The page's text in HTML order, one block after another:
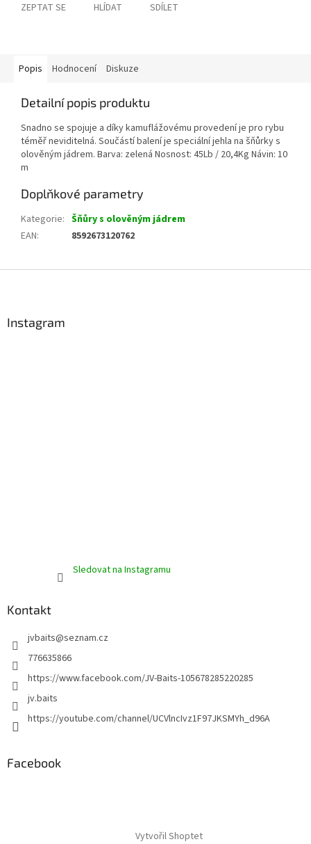
ZEPTAT SE HLÍDAT SDÍLET
Popis Hodnocení Diskuze
Detailní popis produktu
Snadno se spojuje a díky kamuflážovému provedení je pro rybu
téměř neviditelná. Součástí balení je speciální jehla na šňůrky s
olověným jádrem. Barva: zelená Nosnost: 45Lb / 20,4Kg Návin: 10
m
Doplňkové parametry
Kategorie: Šňůry s olověným jádrem
EAN: 8592673120762
Instagram
Sledovat na Instagramu
Kontakt
jvbaits@seznam.cz
776635866
https://www.facebook.com/JV-Baits-105678285220285
jv.baits
https://youtube.com/channel/UCVlncIvz1F97JKSMYh_d96A
Facebook
Vytvořil Shoptet